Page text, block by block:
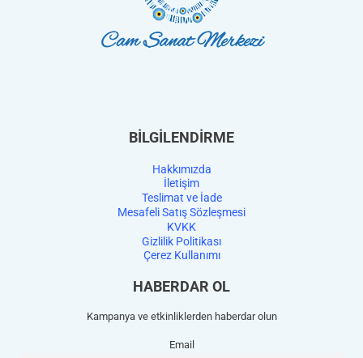
BİLGİLENDİRME
Hakkımızda
İletişim
Teslimat ve İade
Mesafeli Satış Sözleşmesi
KVKK
Gizlilik Politikası
Çerez Kullanımı
HABERDAR OL
Kampanya ve etkinliklerden haberdar olun
Email